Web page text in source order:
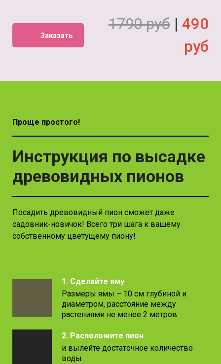
Заказать
1790 руб | 490
руб
Проще простого!
Инструкция по высадке
древовидных пионов
Посадить древовидный пион сможет даже
садовник-новичок! Всего три шага к вашему
собственному цветущему пиону!
1. Сделайте яму
Размеры ямы – 10 см глубиной и
диаметром, расстояние между
растениями не менее 2 метров
2. Расположите пион
и вылейте достаточное количество
воды